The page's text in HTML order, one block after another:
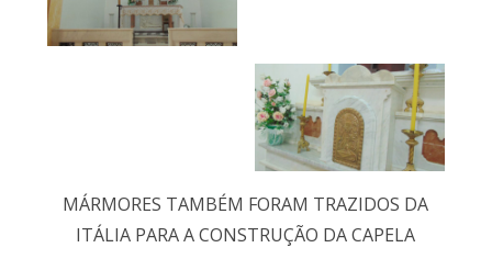
MÁRMORES TAMBÉM FORAM TRAZIDOS DA
ITÁLIA PARA A CONSTRUÇÃO DA CAPELA